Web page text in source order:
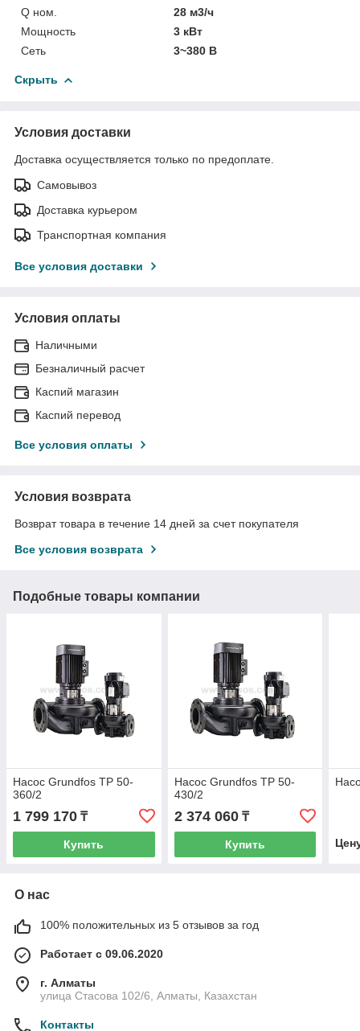
Q ном.
28 м3/ч
Мощность
3 кВт
Сеть
3~380 В
Скрыть
Условия доставки
Доставка осуществляется только по предоплате.
Самовывоз
Доставка курьером
Транспортная компания
Все условия доставки
Условия оплаты
Наличными
Безналичный расчет
Каспий магазин
Каспий перевод
Все условия оплаты
Условия возврата
Возврат товара в течение 14 дней за счет покупателя
Все условия возврата
Подобные товары компании
Насос Grundfos TP 50-
360/2
1 799 170 ₸
Купить
Насос Grundfos TP 50-
430/2
2 374 060₸
Купить
О нас
100% положительных из 5 отзывов за год
Работает с 09.06.2020
г. Алматы
улица Стасова 102/6, Алматы, Казахстан
Контакты